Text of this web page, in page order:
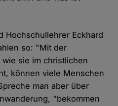
Hochschullehrer Eckhard
so: "Mit der
sie im christlichen
können viele Menschen
man aber über
"bekommen